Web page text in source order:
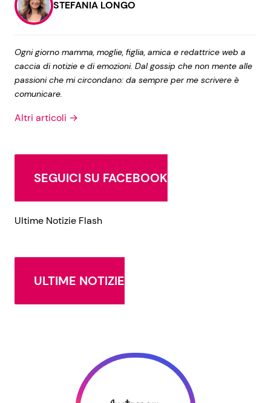
STEFANIA LONGO
Ogni giorno mamma, moglie, figlia, amica e redattrice web a
caccia di notizie e di emozioni. Dal gossip che non mente alle
passioni che mi circondano: da sempre per me scrivere è
comunicare.
Altri articoli →
SEGUICI SU FACEBOOK
Ultime Notizie Flash
ULTIME NOTIZIE